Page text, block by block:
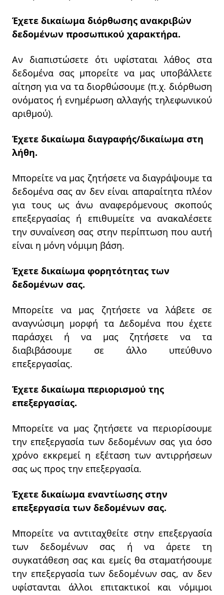
Έχετε δικαίωμα διόρθωσης ανακριβών
δεδομένων προσωπικού χαρακτήρα.
Αν διαπιστώσετε ότι υφίσταται λάθος στα
δεδομένα σας μπορείτε να μας υποβάλλετε
αίτηση για να τα διορθώσουμε (π.χ. διόρθωση
ονόματος ή ενημέρωση αλλαγής τηλεφωνικού
αριθμού).
Έχετε δικαίωμα διαγραφής/δικαίωμα στη
λήθη.
Μπορείτε να μας ζητήσετε να διαγράψουμε τα
δεδομένα σας αν δεν είναι απαραίτητα πλέον
για τους ως άνω αναφερόμενους σκοπούς
επεξεργασίας ή επιθυμείτε να ανακαλέσετε
την συναίνεση σας στην περίπτωση που αυτή
είναι η μόνη νόμιμη βάση.
Έχετε δικαίωμα φορητότητας των
δεδομένων σας.
Μπορείτε να μας ζητήσετε να λάβετε σε
αναγνώσιμη μορφή τα Δεδομένα που έχετε
παράσχει ή να μας ζητήσετε να τα
διαβιβάσουμε σε άλλο υπεύθυνο
επεξεργασίας.
Έχετε δικαίωμα περιορισμού της
επεξεργασίας.
Μπορείτε να μας ζητήσετε να περιορίσουμε
την επεξεργασία των δεδομένων σας για όσο
χρόνο εκκρεμεί η εξέταση των αντιρρήσεων
σας ως προς την επεξεργασία.
Έχετε δικαίωμα εναντίωσης στην
επεξεργασία των δεδομένων σας.
Μπορείτε να αντιταχθείτε στην επεξεργασία
των δεδομένων σας ή να άρετε τη
συγκατάθεση σας και εμείς θα σταματήσουμε
την επεξεργασία των δεδομένων σας, αν δεν
υφίστανται άλλοι επιτακτικοί και νόμιμοι